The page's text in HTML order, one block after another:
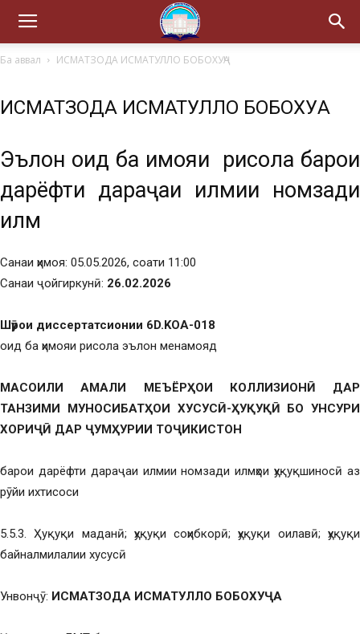
Ба аввал ИСМАТЗОДА ИСМАТУЛЛО БОБОХУҶА
ИСМАТЗОДА ИСМАТУЛЛО БОБОХУҶА
Эълон оид ба ҳимояи рисола барои
дарёфти дараҷаи илмии номзади
илм
Санаи ҳимоя: 05.05.2026, соати 11:00
Санаи ҷойгиркунӣ: 26.02.2026
Шӯрои диссертатсионии 6D.KOA-018
оид ба ҳимояи рисола эълон менамояд
МАСОИЛИ АМАЛИ МЕЪЁРҲОИ КОЛЛИЗИОНӢ ДАР
ТАНЗИМИ МУНОСИБАТҲОИ ХУСУСӢ-ҲУҚУҚӢ БО УНСУРИ
ХОРИҶӢ ДАР ҶУМҲУРИИ ТОҶИКИСТОН
барои дарёфти дараҷаи илмии номзади илмҳои ҳуқуқшиносӣ аз
рӯйи ихтисоси
5.5.3. Ҳуқуқи маданӣ; ҳуқуқи соҳибкорӣ; ҳуқуқи оилавӣ; ҳуқуқи
байналмилалии хусусӣ
Унвонҷӯ: ИСМАТЗОДА ИСМАТУЛЛО БОБОХУҶА